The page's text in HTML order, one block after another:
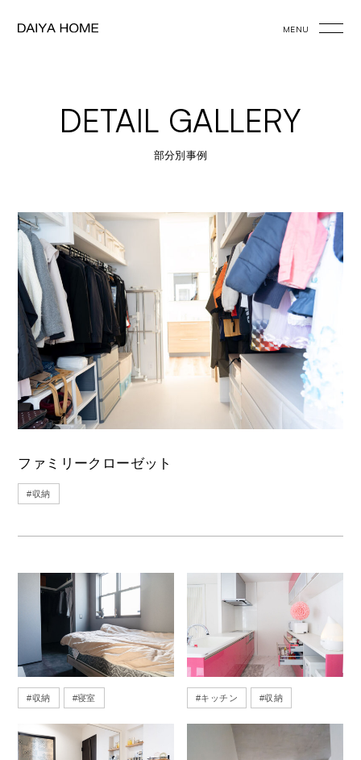
MENU
DETAIL GALLERY
部分別事例
ファミリークローゼット
#収納
#収納 #寝室 #キッチン #収納